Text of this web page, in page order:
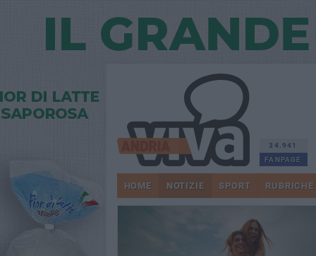
34.941
FANPAGE
HOME NOTIZIE SPORT RUBRICHE